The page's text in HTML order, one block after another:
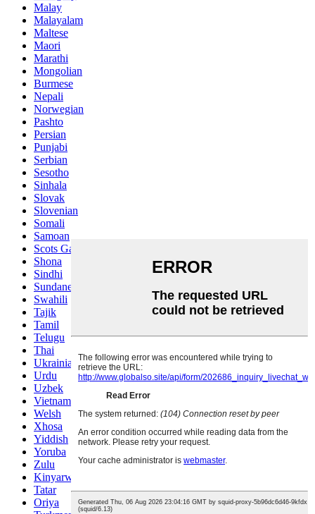
Malay
Malayalam
Maltese
Maori
Marathi
Mongolian
Burmese
Nepali
Norwegian
Pashto
Persian
Punjabi
Serbian
Sesotho
Sinhala
Slovak
Slovenian
Somali
Samoan
Scots Gaelic
Shona
Sindhi
Sundanese
Swahili
Tajik
Tamil
Telugu
Thai
Ukrainian
Urdu
Uzbek
Vietnamese
Welsh
Xhosa
Yiddish
Yoruba
Zulu
Kinyarwanda
Tatar
Oriya